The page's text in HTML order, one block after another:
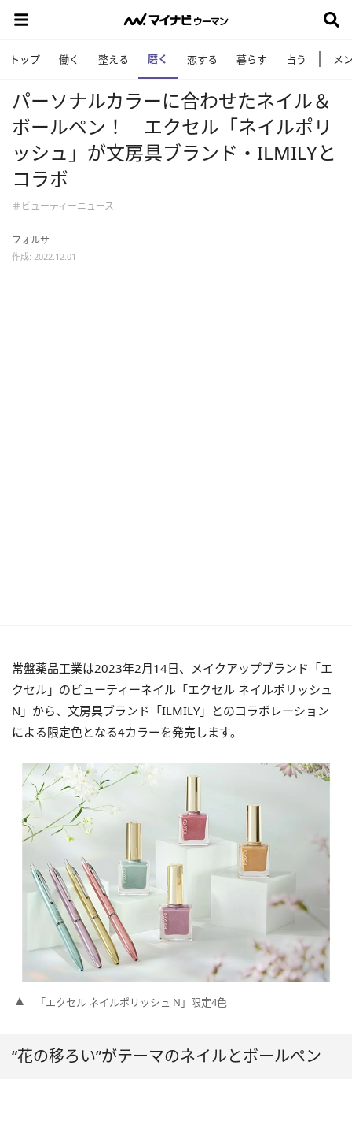
トップ 働く 整える 磨く 恋する 暮らす 占う メ
パーソナルカラーに合わせたネイル＆
ボールペン！ エクセル「ネイルポリ
ッシュ」が文房具ブランド・ILMILYと
コラボ
＃ビューティーニュース
フォルサ
作成: 2022.12.01
常盤薬品工業は2023年2月14日、メイクアップブランド「エ
クセル」のビューティーネイル「エクセル ネイルポリッシュ
N」から、文房具ブランド「ILMILY」とのコラボレーション
による限定色となる4カラーを発売します。
「エクセル ネイルポリッシュ N」限定4色
“花の移ろい”がテーマのネイルとボールペン